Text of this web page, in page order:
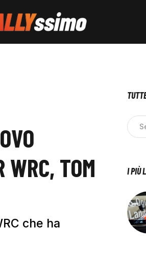
WRC, TOM
che ha
I PIÙ